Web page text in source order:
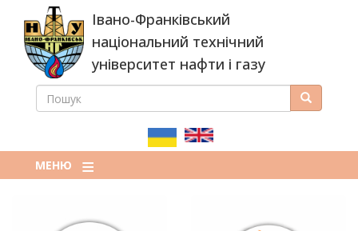
основного
вмісту
Івано-Франківський
національний технічний
університет нафти і газу
ПОШУКОВА
ПОШУК Пошук
МЕНЮ